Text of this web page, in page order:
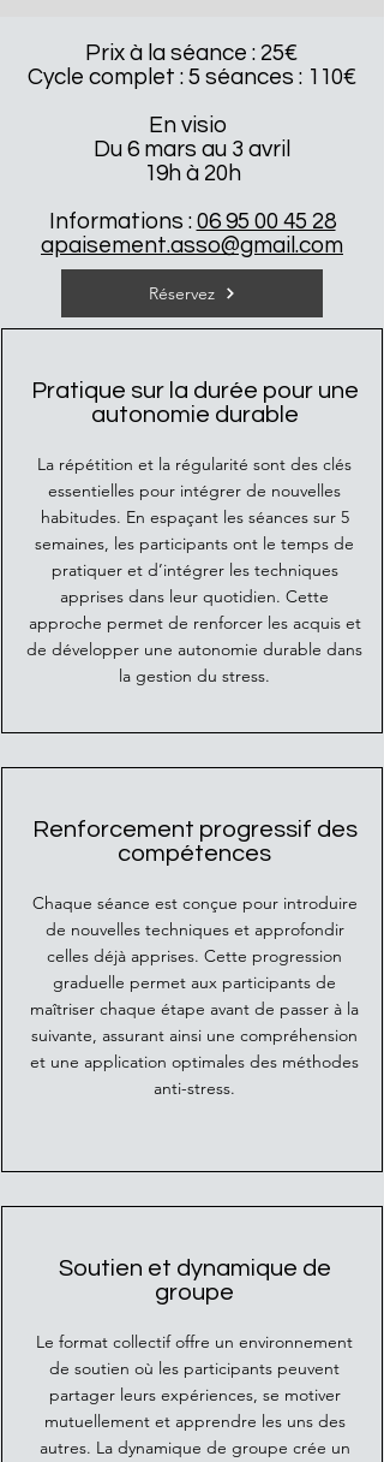
Prix à la séance : 25€
Cycle complet : 5 séances : 110€
En visio
Du 6 mars au 3 avril
19h à 20h
Informations : 06 95 00 45 28
apaisement.asso@gmail.com
Réservez
Pratique sur la durée pour une
autonomie durable
La répétition et la régularité sont des clés
essentielles pour intégrer de nouvelles
habitudes. En espaçant les séances sur 5
semaines, les participants ont le temps de
pratiquer et d’intégrer les techniques
apprises dans leur quotidien. Cette
approche permet de renforcer les acquis et
de développer une autonomie durable dans
la gestion du stress.
Renforcement progressif des
compétences
Chaque séance est conçue pour introduire
de nouvelles techniques et approfondir
celles déjà apprises. Cette progression
graduelle permet aux participants de
maîtriser chaque étape avant de passer à la
suivante, assurant ainsi une compréhension
et une application optimales des méthodes
anti-stress.
Soutien et dynamique de
groupe
Le format collectif offre un environnement
de soutien où les participants peuvent
partager leurs expériences, se motiver
mutuellement et apprendre les uns des
autres. La dynamique de groupe crée un